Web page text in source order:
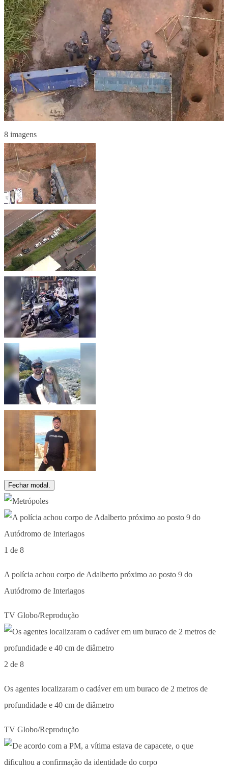
8 imagens
Fechar modal.
1 de 8
A polícia achou corpo de Adalberto próximo ao posto 9 do
Autódromo de Interlagos
TV Globo/Reprodução
2 de 8
Os agentes localizaram o cadáver em um buraco de 2 metros de
profundidade e 40 cm de diâmetro
TV Globo/Reprodução